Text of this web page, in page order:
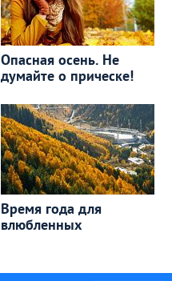
Опасная осень. Не
думайте о прическе!
Время года для
влюбленных